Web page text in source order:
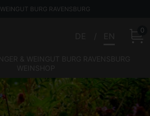
WEINGUT BURG RAVENSBURG
0